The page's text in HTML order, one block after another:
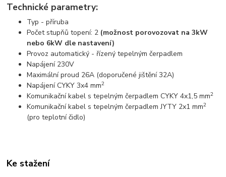
Technické parametry:
Typ - příruba
Počet stupňů topení: 2 (možnost porovozovat na 3kW
nebo 6kW dle nastavení)
Provoz automatický - řízený tepelným čerpadlem
Napájení 230V
Maximální proud 26A (doporučené jištění 32A)
Napájení CYKY 3x4 mm2
Komunikační kabel s tepelným čerpadlem CYKY 4x1,5 mm2
Komunikační kabel s tepelným čerpadlem JYTY 2x1 mm2
(pro teplotní čidlo)
Ke stažení